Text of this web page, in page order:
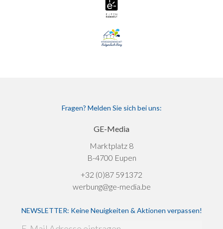
Fragen? Melden Sie sich bei uns:
GE-Media
Marktplatz 8
B-4700 Eupen
+32 (0)87 591372
werbung@ge-media.be
NEWSLETTER: Keine Neuigkeiten & Aktionen verpassen!